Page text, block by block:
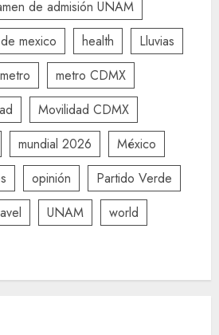
de admisión UNAM
mexico health
Lluvias
metro
metro CDMX
Movilidad CDMX
mundial 2026
México
opinión
Partido Verde
UNAM
world